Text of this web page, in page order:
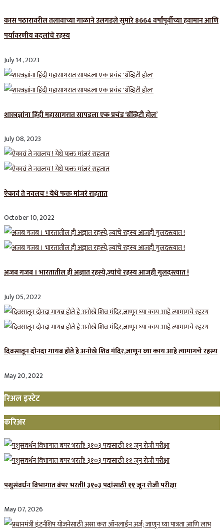
कास पठारावरील तलावाच्या गाळाने उलगडले सुमारे 8664 वर्षांपूर्वीच्या हवामान आणि
पर्यावरणीय बदलांचे रहस्य
July 14, 2023
शास्त्रज्ञांना हिंदी महासागरात सापडला एक प्रचंड ‘ग्रॅव्हिटी होल’
July 08, 2023
ऐकावं ते नवलच ! येथे फक्त मांजरं राहतात
October 10, 2022
अजब गजब । भारतातील ही अज्ञात रहस्ये,ज्यांचे रहस्य आजही गुलदस्त्यात !
July 05, 2022
दिवसातून दोनदा गायब होते हे अनोखे शिव मंदिर,जाणून घ्या काय आहे त्यामागचे रहस्य
May 20, 2022
रिअल इस्टेट
करिअर
पशुसंवर्धन विभागात बंपर भरती! ३१०३ पदांसाठी ११ जून रोजी परीक्षा
May 07, 2026